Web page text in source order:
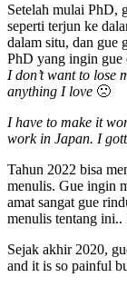
Setelah mulai PhD,
seperti terjun ke
dalam situ, dan gue
PhD yang ingin gue
I don’t want to lose
anything I love 🙁
I have to make it
work in Japan. I
Tahun 2022 bisa
menulis. Gue ingin
amat sangat gue
menulis tentang ini..
Sejak akhir 2020,
and it is so painful